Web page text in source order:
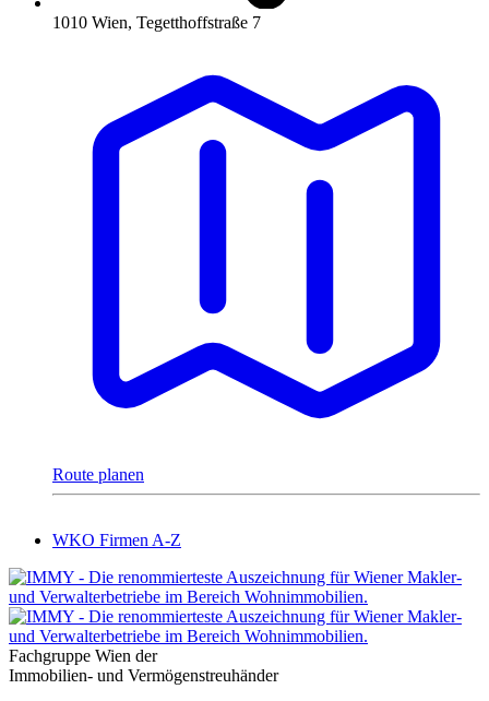
1010 Wien, Tegetthoffstraße 7
Route planen
WKO Firmen A-Z
Fachgruppe Wien der
Immobilien- und Vermögenstreuhänder